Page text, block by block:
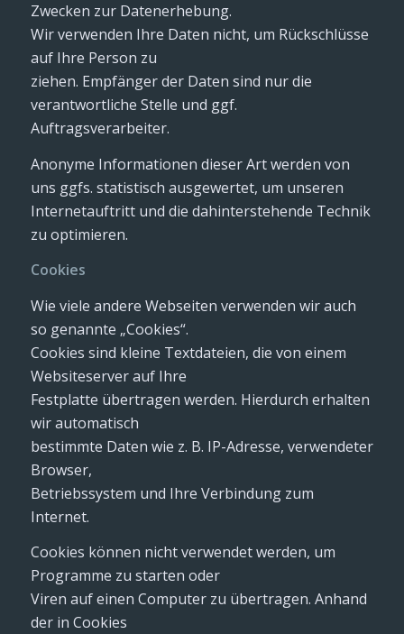
Zwecken zur Datenerhebung.
Wir verwenden Ihre Daten nicht, um Rückschlüsse
auf Ihre Person zu
ziehen. Empfänger der Daten sind nur die
verantwortliche Stelle und ggf.
Auftragsverarbeiter.
Anonyme Informationen dieser Art werden von
uns ggfs. statistisch ausgewertet, um unseren
Internetauftritt und die dahinterstehende Technik
zu optimieren.
Cookies
Wie viele andere Webseiten verwenden wir auch
so genannte „Cookies“.
Cookies sind kleine Textdateien, die von einem
Websiteserver auf Ihre
Festplatte übertragen werden. Hierdurch erhalten
wir automatisch
bestimmte Daten wie z. B. IP-Adresse, verwendeter
Browser,
Betriebssystem und Ihre Verbindung zum
Internet.
Cookies können nicht verwendet werden, um
Programme zu starten oder
Viren auf einen Computer zu übertragen. Anhand
der in Cookies